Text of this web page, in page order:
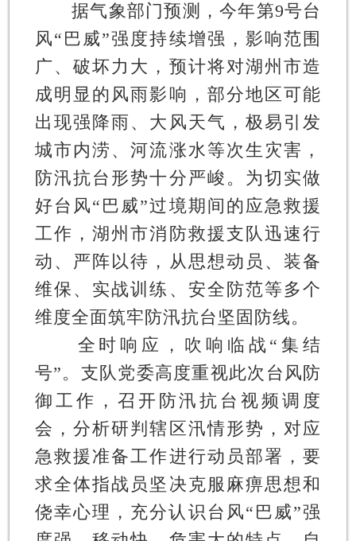
据气象部门预测，今年第9号台
风“巴威”强度持续增强，影响范围
广、破坏力大，预计将对湖州市造
成明显的风雨影响，部分地区可能
出现强降雨、大风天气，极易引发
城市内涝、河流涨水等次生灾害，
防汛抗台形势十分严峻。为切实做
好台风“巴威”过境期间的应急救援
工作，湖州市消防救援支队迅速行
动、严阵以待，从思想动员、装备
维保、实战训练、安全防范等多个
维度全面筑牢防汛抗台坚固防线。
全时响应，吹响临战“集结
号”。 支队党委高度重视此次台风防
御工作，召开防汛抗台视频调度
会，分析研判辖区汛情形势，对应
急救援准备工作进行动员部署，要
求全体指战员坚决克服麻痹思想和
侥幸心理，充分认识台风“巴威”强